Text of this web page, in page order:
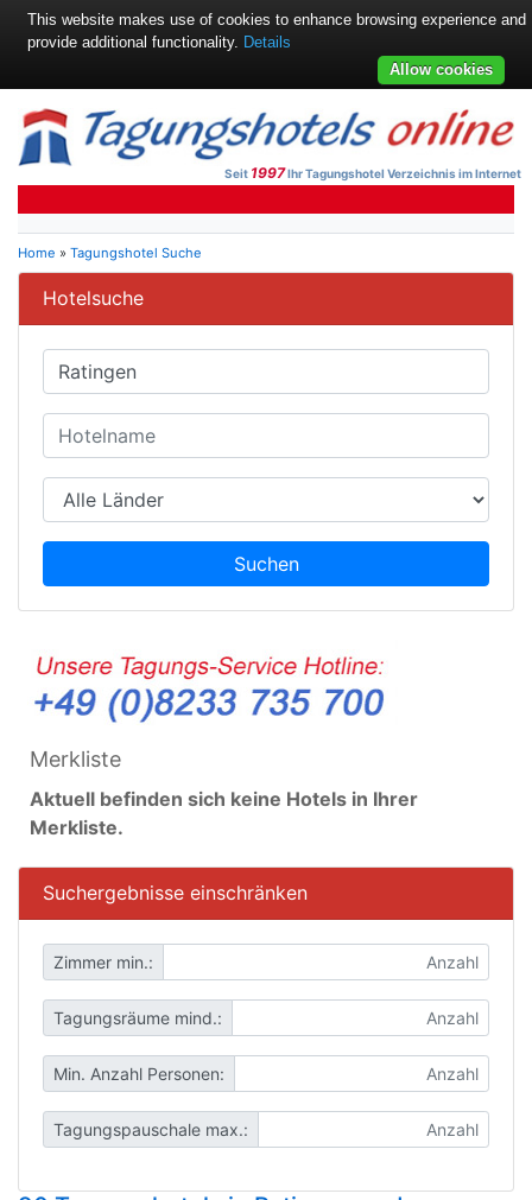
Seit 1997Ihr Tagungshotel Verzeichnis im Internet
Home » Tagungshotel Suche
Hotelsuche
Suchen
Merkliste
Aktuell befinden sich keine Hotels in Ihrer
Merkliste.
Suchergebnisse einschränken
Zimmer min.:
Tagungsräume mind.:
Min. Anzahl Personen:
Tagungspauschale max.:
This website makes use of cookies to enhance browsing experience and
provide additional functionality. Details
Allow cookies